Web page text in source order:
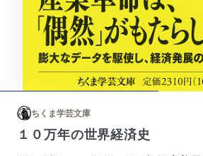
ちくま学芸文庫
１０万年の世界経済史